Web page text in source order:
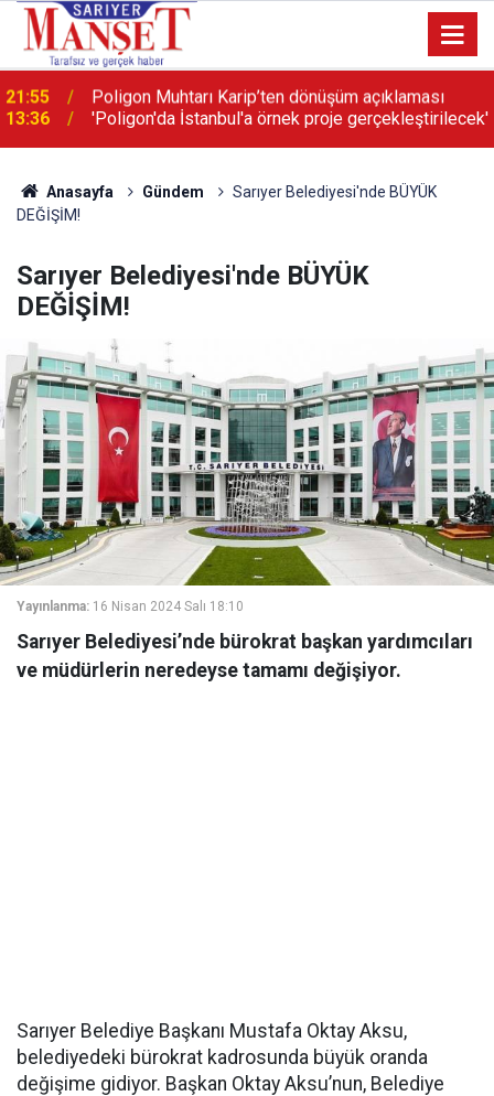
13:36 'Poligon'da İstanbul'a örnek proje gerçekleştirilecek'
Anasayfa Gündem
Sarıyer Belediyesi'nde BÜYÜK
DEĞİŞİM!
Sarıyer Belediyesi'nde BÜYÜK
DEĞİŞİM!
Yayınlanma: 16 Nisan 2024 Salı 18:10
Sarıyer Belediyesi’nde bürokrat başkan yardımcıları
ve müdürlerin neredeyse tamamı değişiyor.
Sarıyer Belediye Başkanı Mustafa Oktay Aksu,
belediyedeki bürokrat kadrosunda büyük oranda
değişime gidiyor. Başkan Oktay Aksu’nun, Belediye